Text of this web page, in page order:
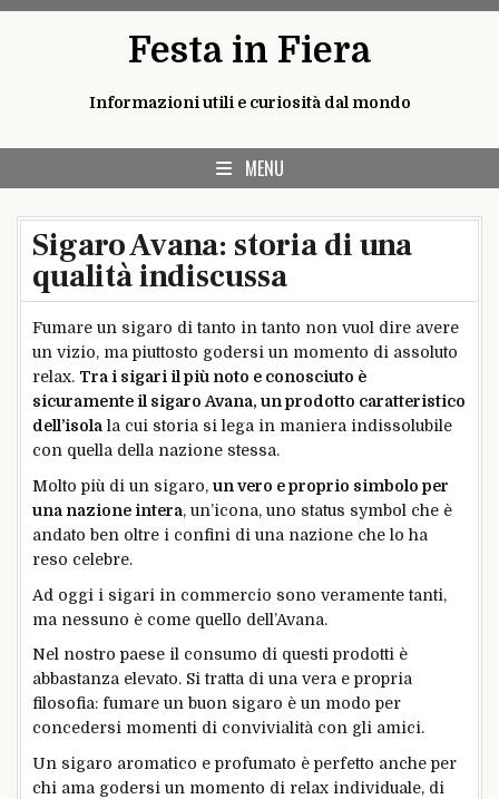
Festa in Fiera
Informazioni utili e curiosità dal mondo
MENU
Sigaro Avana: storia di una
qualità indiscussa
Fumare un sigaro di tanto in tanto non vuol dire avere
un vizio, ma piuttosto godersi un momento di assoluto
relax. Tra i sigari il più noto e conosciuto è
sicuramente il sigaro Avana, un prodotto caratteristico
dell’isola la cui storia si lega in maniera indissolubile
con quella della nazione stessa.
Molto più di un sigaro, un vero e proprio simbolo per
una nazione intera, un’icona, uno status symbol che è
andato ben oltre i confini di una nazione che lo ha
reso celebre.
Ad oggi i sigari in commercio sono veramente tanti,
ma nessuno è come quello dell’Avana.
Nel nostro paese il consumo di questi prodotti è
abbastanza elevato. Si tratta di una vera e propria
filosofia: fumare un buon sigaro è un modo per
concedersi momenti di convivialità con gli amici.
Un sigaro aromatico e profumato è perfetto anche per
chi ama godersi un momento di relax individuale, di